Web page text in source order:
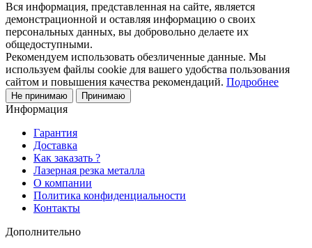
Вся информация, представленная на сайте, является
демонстрационной и оставляя информацию о своих
персональных данных, вы добровольно делаете их
общедоступными.
Рекомендуем использовать обезличенные данные. Мы
используем файлы cookie для вашего удобства пользования
сайтом и повышения качества рекомендаций. Подробнее
Не принимаю Принимаю
Информация
Гарантия
Доставка
Как заказать ?
Лазерная резка металла
О компании
Политика конфиденциальности
Контакты
Дополнительно